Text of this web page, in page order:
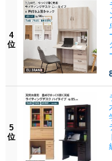
4
位
5
位